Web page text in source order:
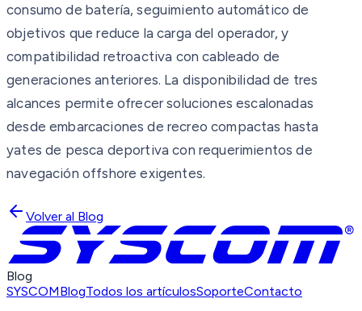
consumo de batería, seguimiento automático de
objetivos que reduce la carga del operador, y
compatibilidad retroactiva con cableado de
generaciones anteriores. La disponibilidad de tres
alcances permite ofrecer soluciones escalonadas
desde embarcaciones de recreo compactas hasta
yates de pesca deportiva con requerimientos de
navegación offshore exigentes.
Volver al Blog
Blog
SYSCOMBlogTodos los artículosSoporteContacto